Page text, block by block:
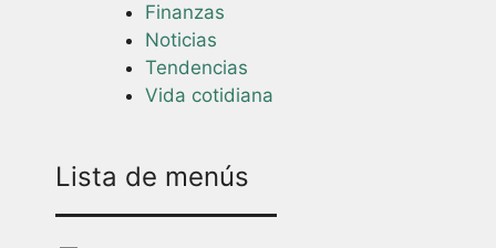
Finanzas
Noticias
Tendencias
Vida cotidiana
Lista de menús